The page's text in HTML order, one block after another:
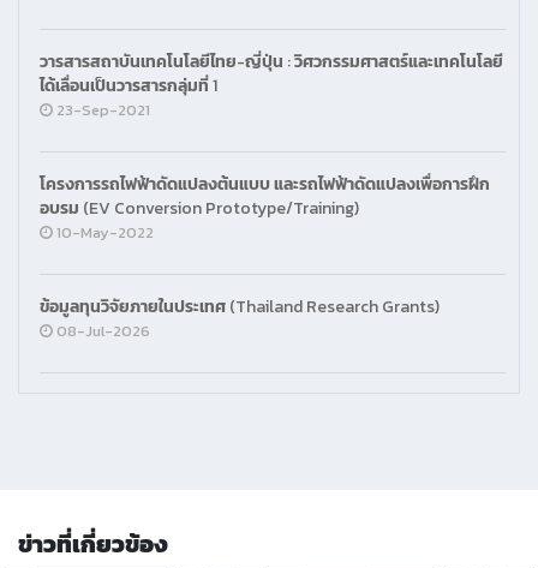
วารสารสถาบันเทคโนโลยีไทย-ญี่ปุ่น : วิศวกรรมศาสตร์และเทคโนโลยี
ได้เลื่อนเป็นวารสารกลุ่มที่ 1
23-Sep-2021
โครงการรถไฟฟ้าดัดแปลงต้นแบบ และรถไฟฟ้าดัดแปลงเพื่อการฝึก
อบรม (EV Conversion Prototype/Training)
10-May-2022
ข้อมูลทุนวิจัยภายในประเทศ (Thailand Research Grants)
08-Jul-2026
ข่าวที่เกี่ยวข้อง